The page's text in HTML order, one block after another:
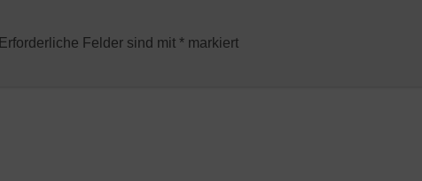
Erforderliche Felder sind mit * markiert